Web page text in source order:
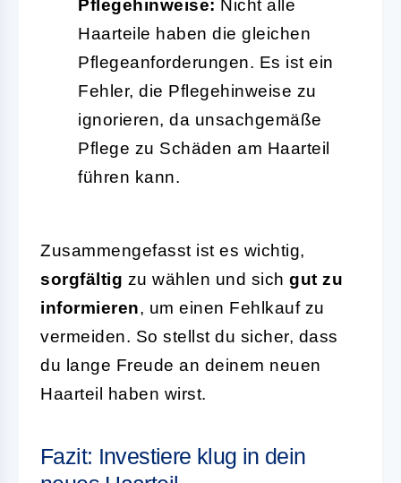
Pflegehinweise: Nicht alle
Haarteile haben die gleichen
Pflegeanforderungen. Es ist ein
Fehler, die Pflegehinweise zu
ignorieren, da unsachgemäße
Pflege zu Schäden am Haarteil
führen kann.
Zusammengefasst ist es wichtig,
sorgfältig zu wählen und sich gut zu
informieren, um einen Fehlkauf zu
vermeiden. So stellst du sicher, dass
du lange Freude an deinem neuen
Haarteil haben wirst.
Fazit: Investiere klug in dein